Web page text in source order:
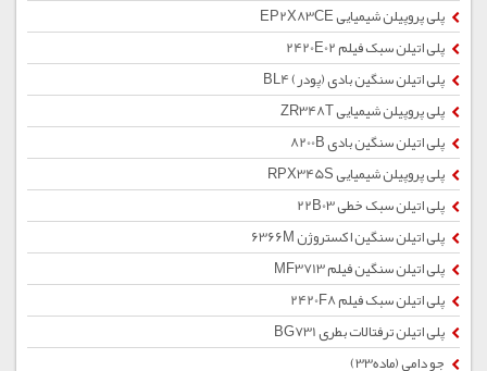
پلی پروپیلن شیمیایی EP2X83CE
پلی اتیلن سبک فیلم 2420E02
پلی اتیلن سنگین بادی (پودر) BL4
پلی پروپیلن شیمیایی ZR348T
پلی اتیلن سنگین بادی 8200B
پلی پروپیلن شیمیایی RPX345S
پلی اتیلن سبک خطی 22B03
پلی اتیلن سنگین اکستروژن 6366M
پلی اتیلن سنگین فیلم MF3713
پلی اتیلن سبک فیلم 2420F8
پلی اتیلن ترفتالات بطری BG731
جو دامی (ماده33)